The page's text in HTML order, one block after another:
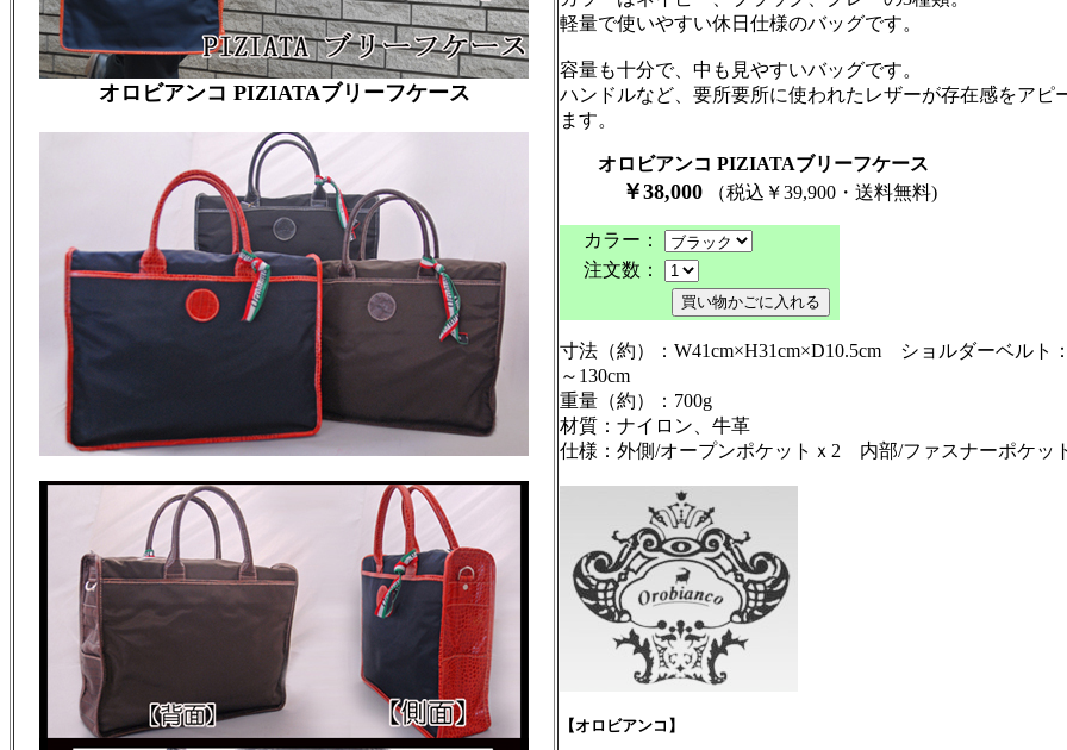
オロビアンコ PIZIATAブリーフケース
軽量で使いやすい休日仕様のバッグです。
容量も十分で、中も見やすいバッグです。
ハンドルなど、要所要所に使われたレザーが存在感をアピ
ます。
オロビアンコ PIZIATAブリーフケース
￥38,000 （税込￥39,900・送料無料)
カラー：
注文数：
寸法（約）：W41cm×H31cm×D10.5cm ショルダーベルト
～130cm
重量（約）：700g
材質：ナイロン、牛革
仕様：外側/オープンポケットｘ2 内部/ファスナーポケッ
【オロビアンコ】